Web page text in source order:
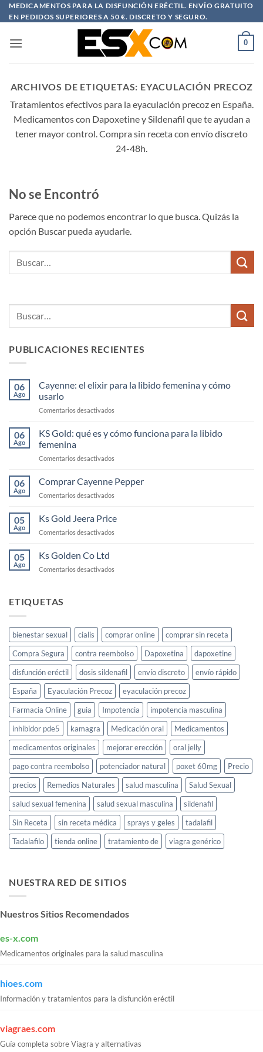
Saltar
al
MEDICAMENTOS PARA LA DISFUNCIÓN ERÉCTIL. ENVÍO GRATUITO
EN PEDIDOS SUPERIORES A 50 €. DISCRETO Y SEGURO.
0
ARCHIVOS DE ETIQUETAS: EYACULACIÓN PRECOZ
Tratamientos efectivos para la eyaculación precoz en España.
Medicamentos con Dapoxetine y Sildenafil que te ayudan a
tener mayor control. Compra sin receta con envío discreto
24-48h.
No se Encontró
Parece que no podemos encontrar lo que busca. Quizás la
opción Buscar pueda ayudarle.
PUBLICACIONES RECIENTES
06
Ago
Cayenne: el elixir para la libido femenina y cómo
usarlo
Comentarios desactivados
el
la
femenina
cómo
06
Ago
KS Gold: qué es y cómo funciona para la libido
femenina
Comentarios desactivados
Gold:
es
cómo
06
Ago
Comprar Cayenne Pepper
Comentarios desactivados
05
Ago
Ks Gold Jeera Price
Comentarios desactivados
Price
05
Ago
Ks Golden Co Ltd
Comentarios desactivados
ETIQUETAS
bienestar sexual cialis comprar online
comprar sin receta
Compra Segura
contra reembolso Dapoxetina
dapoxetine
disfunción eréctil
dosis sildenafil envío discreto
envío rápido
España
Eyaculación Precoz
eyaculación precoz
Farmacia Online
guia Impotencia
impotencia masculina
inhibidor pde5
kamagra Medicación oral
Medicamentos
medicamentos originales
mejorar erección
oral jelly
pago contra reembolso
potenciador natural poxet 60mg
Precio
precios
Remedios Naturales salud masculina
Salud Sexual
salud sexual femenina
salud sexual masculina
sildenafil
Sin Receta
sin receta médica sprays y geles
tadalafil
Tadalafilo
tienda online tratamiento de viagra genérico
NUESTRA RED DE SITIOS
Nuestros Sitios Recomendados
es-x.com
Medicamentos originales para la salud masculina
hioes.com
Información y tratamientos para la disfunción eréctil
viagraes.com
Guía completa sobre Viagra y alternativas